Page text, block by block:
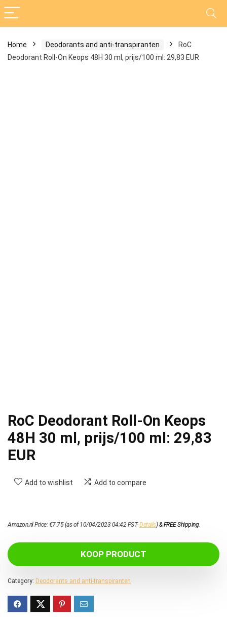
Home Deodorants and anti-transpiranten
RoC
Deodorant Roll-On Keops 48H 30 ml, prijs/100 ml: 29,83 EUR
RoC Deodorant Roll-On Keops
48H 30 ml, prijs/100 ml: 29,83
EUR
Add to wishlist Add to compare
Amazon.nl Price:€7.75(as of 10/04/2023 04:42 PST-Details)&FREE Shipping.
KOOP PRODUCT
Category: Deodorants and anti-transpiranten